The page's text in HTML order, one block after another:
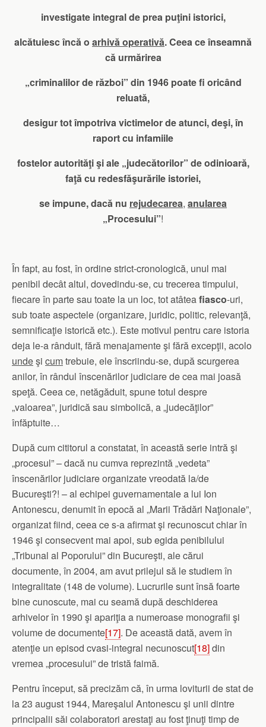
investigate integral de prea puţini istorici,
alcătuiesc încă o arhivă operativă. Ceea ce înseamnă
că urmărirea
„criminalilor de război” din 1946 poate fi oricând
reluată,
desigur tot împotriva victimelor de atunci, deşi, în
raport cu infamiile
fostelor autorităţi şi ale „judecătorilor” de odinioară,
faţă cu redesfăşurările istoriei,
se impune, dacă nu rejudecarea, anularea
„Procesului”!
În fapt, au fost, în ordine strict-cronologică, unul mai
penibil decât altul, dovedindu-se, cu trecerea timpului,
fiecare în parte sau toate la un loc, tot atâteafiasco-uri,
sub toate aspectele (organizare, juridic, politic, relevanţă,
semnificaţie istorică etc.). Este motivul pentru care istoria
deja le-a rânduit, fără menajamente şi fără excepţii, acolo
undeşi cumtrebuie, ele înscriindu-se, după scurgerea
anilor, în rândul înscenărilor judiciare de cea mai joasă
speţă. Ceea ce, netăgăduit, spune totul despre
„valoarea”, juridică sau simbolică, a „judecăţilor”
înfăptuite…
După cum cititorul a constatat, în această serie intră şi
„procesul” – dacă nu cumva reprezintă „vedeta”
înscenărilor judiciare organizate vreodată la/de
Bucureşti?! – al echipei guvernamentale a lui Ion
Antonescu, denumit în epocă al „Marii Trădări Naţionale”,
organizat fiind, ceea ce s-a afirmat şi recunoscut chiar în
1946 şi consecvent mai apoi, sub egida penibilului
„Tribunal al Poporului” din Bucureşti, ale cărui
documente, în 2004, am avut prilejul să le studiem în
integralitate (148 de volume). Lucrurile sunt însă foarte
bine cunoscute, mai cu seamă după deschiderea
arhivelor în 1990 şi apariţia a numeroase monografii şi
volume de documente[17]. De această dată, avem în
atenţie un episod cvasi-integral necunoscut[18]din
vremea „procesului” de tristă faimă.
Pentru început, să precizăm că, în urma loviturii de stat de
la 23 august 1944, Mareşalul Antonescu şi unii dintre
principalii săi colaboratori arestaţi au fost ţinuţi timp de